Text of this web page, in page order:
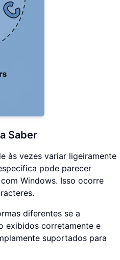
Saber
às vezes variar ligeiramente
pode parecer
Windows. Isso ocorre
diferentes se a
exibidos corretamente e
suportados para